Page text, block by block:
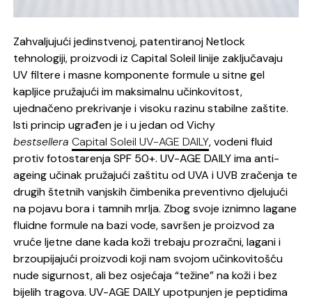
Zahvaljujući jedinstvenoj, patentiranoj Netlock
tehnologiji, proizvodi iz Capital Soleil linije zaključavaju
UV filtere i masne komponente formule u sitne gel
kapljice pružajući im maksimalnu učinkovitost,
ujednačeno prekrivanje i visoku razinu stabilne zaštite.
Isti princip ugrađen je i u jedan od Vichy
bestsellera Capital Soleil UV-AGE DAILY, vodeni fluid
protiv fotostarenja SPF 50+. UV-AGE DAILY ima anti-
ageing učinak pružajući zaštitu od UVA i UVB zračenja te
drugih štetnih vanjskih čimbenika preventivno djelujući
na pojavu bora i tamnih mrlja. Zbog svoje iznimno lagane
fluidne formule na bazi vode, savršen je proizvod za
vruće ljetne dane kada koži trebaju prozračni, lagani i
brzoupijajući proizvodi koji nam svojom učinkovitošću
nude sigurnost, ali bez osjećaja “težine” na koži i bez
bijelih tragova. UV-AGE DAILY upotpunjen je peptidima